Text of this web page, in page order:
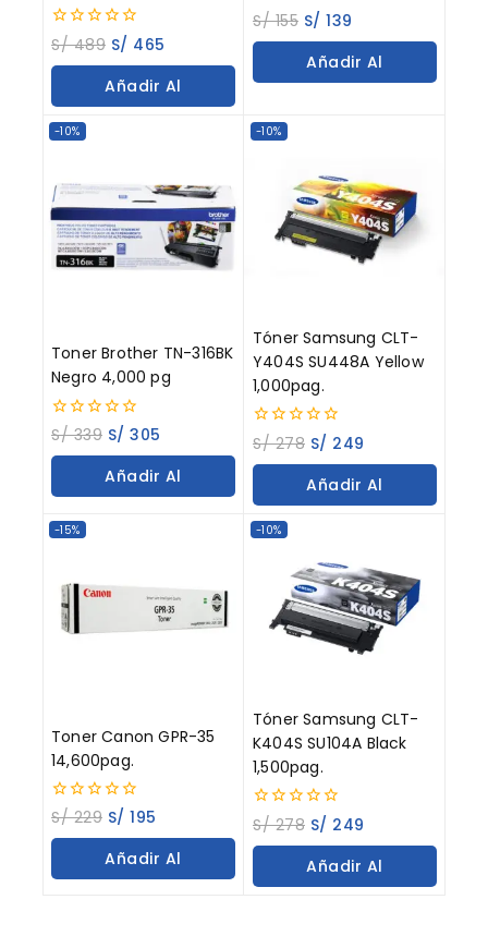
0
out
of
S/489 S/ 465
Añadir Al
0
out
of
S/155 S/ 139
Añadir Al
-10%
Toner Brother TN-316BK
Negro 4,000 pg
0
out
of
S/339 S/ 305
Añadir Al
-10%
Tóner Samsung CLT-
Y404S SU448A Yellow
1,000pag.
0
out
of
S/278 S/ 249
Añadir Al
-15%
Toner Canon GPR-35
14,600pag.
0
out
of
S/229 S/ 195
Añadir Al
-10%
Tóner Samsung CLT-
K404S SU104A Black
1,500pag.
0
out
of
S/278 S/ 249
Añadir Al